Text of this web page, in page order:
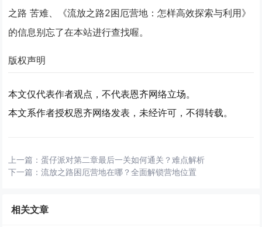
之路 苦难、《流放之路2困厄营地：怎样高效探索与利用》
的信息别忘了在本站进行查找喔。
版权声明
本文仅代表作者观点，不代表恩齐网络立场。
本文系作者授权恩齐网络发表，未经许可，不得转载。
上一篇：蛋仔派对第二章最后一关如何通关？难点解析
下一篇：流放之路困厄营地在哪？全面解锁营地位置
相关文章